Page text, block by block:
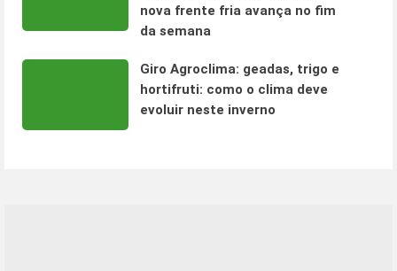
nova frente fria avança no fim
da semana
Giro Agroclima: geadas, trigo e
hortifruti: como o clima deve
evoluir neste inverno